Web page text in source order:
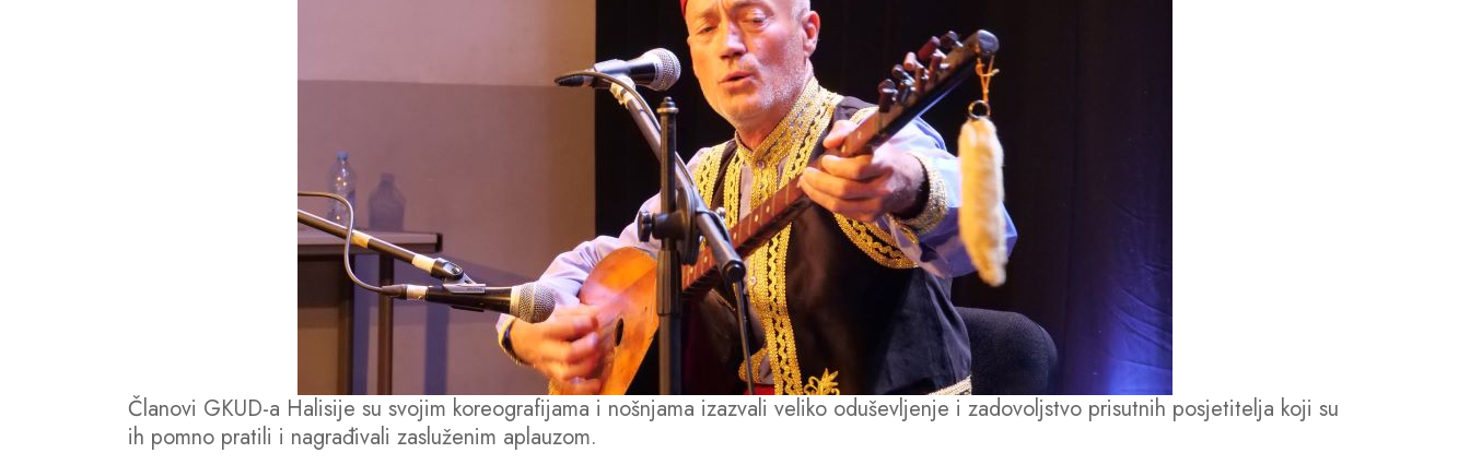
Članovi GKUD-a Halisije su svojim koreografijama i nošnjama izazvali veliko oduševljenje i zadovoljstvo prisutnih posjetitelja koji su
ih pomno pratili i nagrađivali zasluženim aplauzom.